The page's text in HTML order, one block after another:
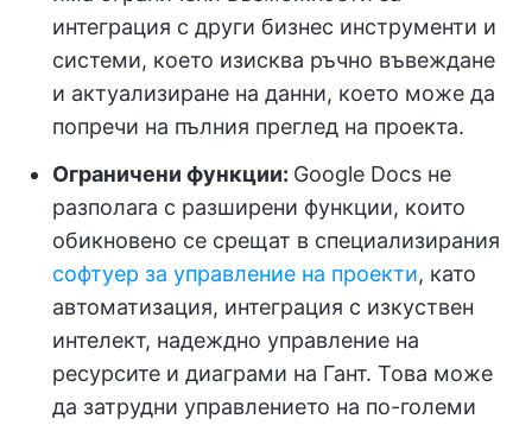
интеграция с други бизнес инструменти и
системи, което изисква ръчно въвеждане
и актуализиране на данни, което може да
попречи на пълния преглед на проекта.
Ограничени функции: Google Docs не
разполага с разширени функции, които
обикновено се срещат в специализирания
софтуер за управление на проекти, като
автоматизация, интеграция с изкуствен
интелект, надеждно управление на
ресурсите и диаграми на Гант. Това може
да затрудни управлението на по-големи